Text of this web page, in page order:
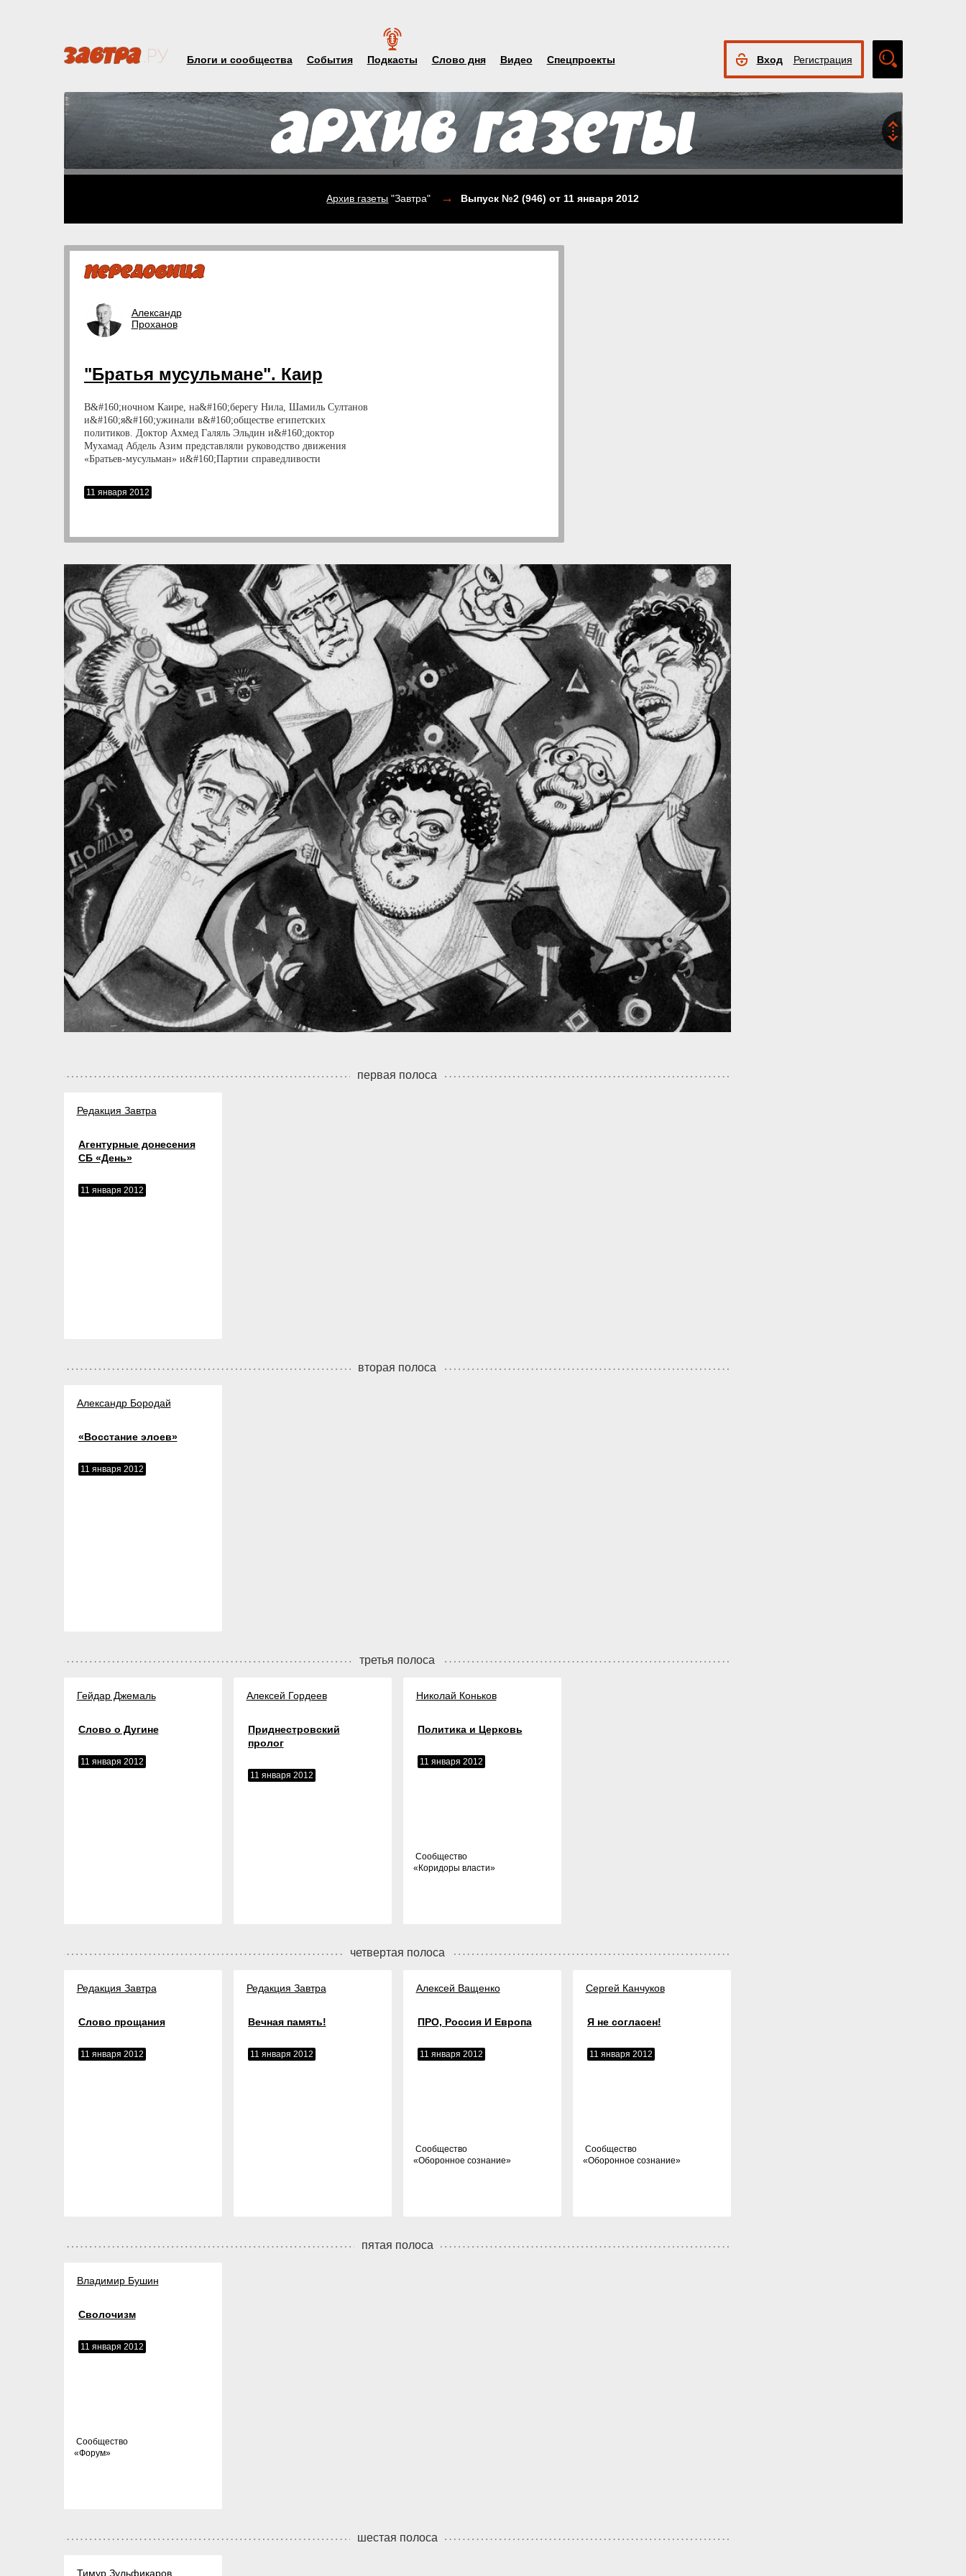
Блоги и сообщества События Подкасты Слово дня Видео Спецпроекты Вход Регистрация
поиск
Архив газеты "Завтра" → Выпуск №2 (946)от 11 января 2012
Александр
Проханов
"Братья мусульмане". Каир
В&#160;ночном Каире, на&#160;берегу Нила, Шамиль Султанов
и&#160;я&#160;ужинали в&#160;обществе египетских
политиков. Доктор Ахмед Галяль Эльдин и&#160;доктор
Мухамад Абдель Азим представляли руководство движения
«Братьев-мусульман» и&#160;Партии справедливости
11 января 2012
первая полоса
Редакция Завтра
Агентурные донесения
СБ «День»
11 января 2012
вторая полоса
Александр Бородай
«Восстание элоев»
11 января 2012
третья полоса
Гейдар Джемаль
Слово о Дугине
11 января 2012
Алексей Гордеев
Приднестровский
пролог
11 января 2012
Николай Коньков
Политика и Церковь
11 января 2012
Cообщество
«Коридоры власти»
четвертая полоса
Редакция Завтра
Слово прощания
11 января 2012
Редакция Завтра
Вечная память!
11 января 2012
Алексей Ващенко
ПРО, Россия И Европа
11 января 2012
Cообщество
«Оборонное сознание»
Сергей Канчуков
Я не согласен!
11 января 2012
Cообщество
«Оборонное сознание»
пятая полоса
Владимир Бушин
Сволочизм
11 января 2012
Cообщество
«Форум»
шестая полоса
Тимур Зульфикаров